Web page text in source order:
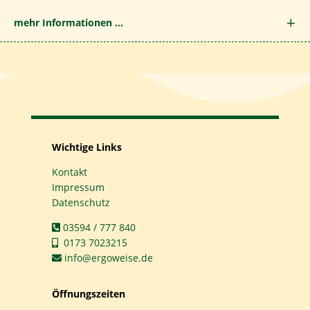
mehr Informationen ...
Wichtige Links
Kontakt
Impressum
Datenschutz
03594 / 777 840
0173 7023215
info@ergoweise.de
Öffnungszeiten